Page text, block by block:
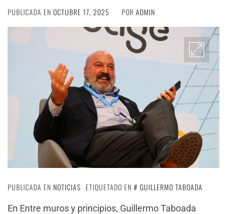
PUBLICADA EN OCTUBRE 17, 2025 POR ADMIN
PUBLICADA EN NOTICIAS ETIQUETADO EN
GUILLERMO TABOADA
En Entre muros y principios, Guillermo Taboada